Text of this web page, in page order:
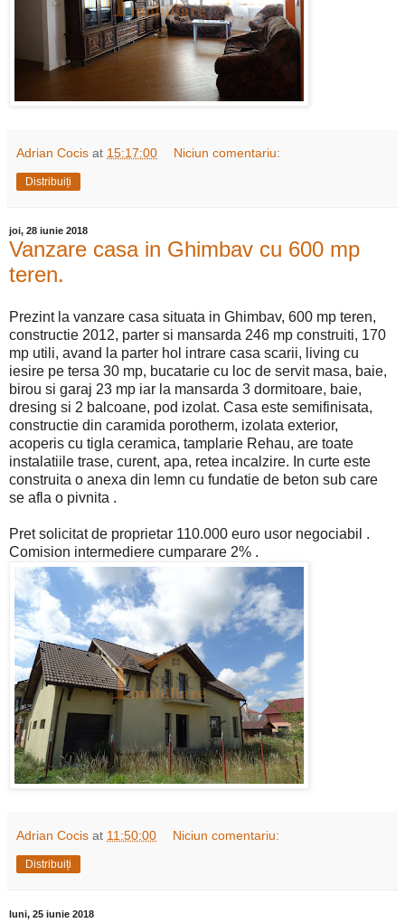
Adrian Cocis at 15:17:00 Niciun comentariu:
Distribuiți
joi, 28 iunie 2018
Vanzare casa in Ghimbav cu 600 mp
teren.
Prezint la vanzare casa situata in Ghimbav, 600 mp teren,
constructie 2012, parter si mansarda 246 mp construiti, 170
mp utili, avand la parter hol intrare casa scarii, living cu
iesire pe tersa 30 mp, bucatarie cu loc de servit masa, baie,
birou si garaj 23 mp iar la mansarda 3 dormitoare, baie,
dresing si 2 balcoane, pod izolat. Casa este semifinisata,
constructie din caramida porotherm, izolata exterior,
acoperis cu tigla ceramica, tamplarie Rehau, are toate
instalatiile trase, curent, apa, retea incalzire. In curte este
construita o anexa din lemn cu fundatie de beton sub care
se afla o pivnita .
Pret solicitat de proprietar 110.000 euro usor negociabil .
Comision intermediere cumparare 2% .
Adrian Cocis at 11:50:00 Niciun comentariu:
Distribuiți
luni, 25 iunie 2018